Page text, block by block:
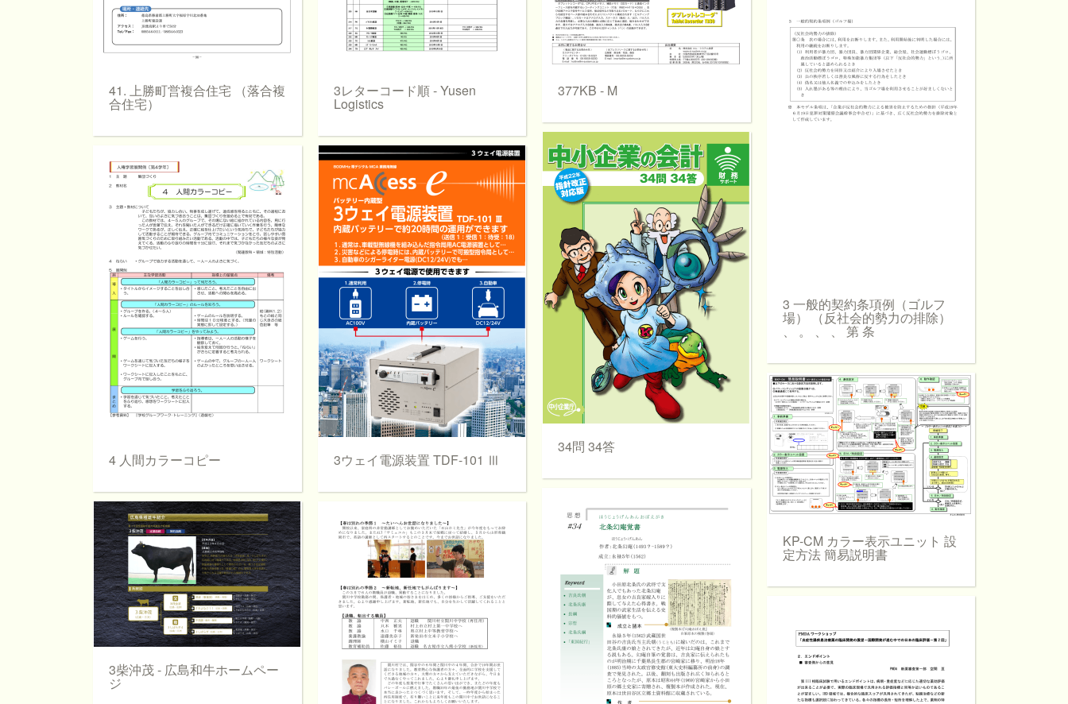
41. 上勝町営複合住宅 （落合複
合住宅）
4 人間カラーコピー
3柴沖茂 - 広島和牛ホームペー
ジ
3レターコード順 - Yusen
Logistics
3ウェイ電源装置 TDF-101 Ⅲ
377KB - M
34問 34答
3 一般的契約条項例（ゴルフ
場） （反社会的勢力の排除）
、 。 、 、 第 条
KP-CM カラー表示ユニット 設
定方法 簡易説明書